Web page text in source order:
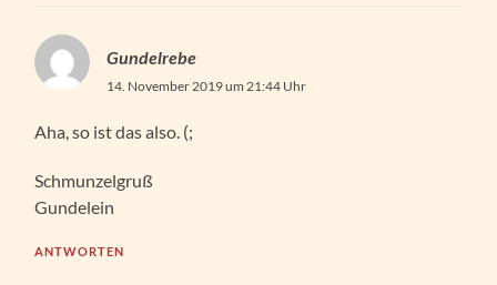
Gundelrebe
14. November 2019 um 21:44 Uhr
Aha, so ist das also. (;
Schmunzelgruß
Gundelein
ANTWORTEN